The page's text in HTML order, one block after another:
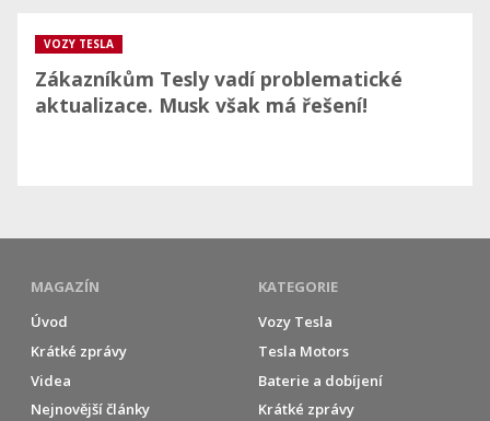
Zákazníkům Tesly vadí problematické
aktualizace. Musk však má řešení!
VOZY TESLA
MAGAZÍN
Úvod
Krátké zprávy
Videa
Nejnovější články
KATEGORIE
Vozy Tesla
Tesla Motors
Baterie a dobíjení
Krátké zprávy